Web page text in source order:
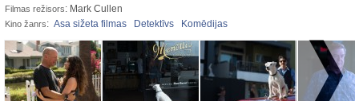
Filmas režisors: Mark Cullen
Kino žanrs: Asa sižeta filmas Detektīvs Komēdijas